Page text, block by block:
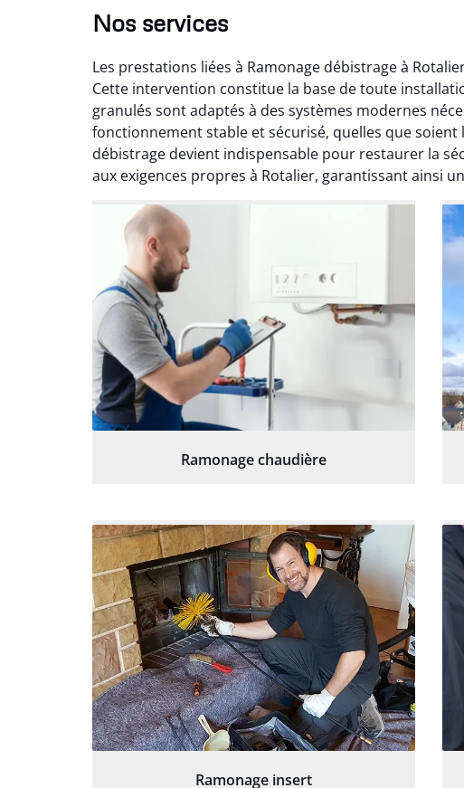
Nos services
Les prestations liées à Ramonage débistrage à
Cette intervention constitue la base de toute
granulés sont adaptés à des systèmes modernes
fonctionnement stable et sécurisé, quelles que
débistrage devient indispensable pour restaurer la
aux exigences propres à Rotalier, garantissant ainsi
Ramonage chaudière
Ramonage insert